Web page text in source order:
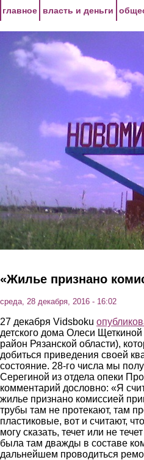
главное власть и деньги
«Жилье признано
среда, 28 декабря, 2016 - 16:02
27 декабря Vidsboku
детского дома Олеси
район Рязанской области),
добиться приведения своей
состояние. 28-го числа мы
Серегиной из отдела опеки
комментарий дословно: «Я
жилье признано комиссией
трубы там не протекают, там
пластиковые, вот и считают,
могу сказать, течет или не
была там дважды в составе
дальнейшем проводиться